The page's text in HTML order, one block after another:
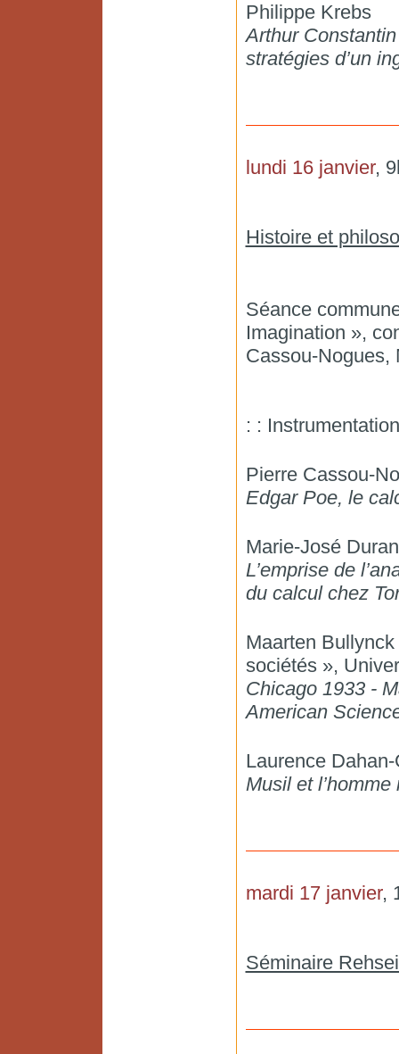
Philippe Krebs
Arthur
stratégies d’un
lundi 16 janvier,
Histoire et
Séance
Imagination »,
Cassou-Nogues,
: :
Pierre Cassou-
Edgar Poe, le
Marie-José
L’emprise de
du calcul chez
Maarten
sociétés »,
Chicago 1933 -
American
Laurence
Musil et
mardi 17 janvier,
Séminaire